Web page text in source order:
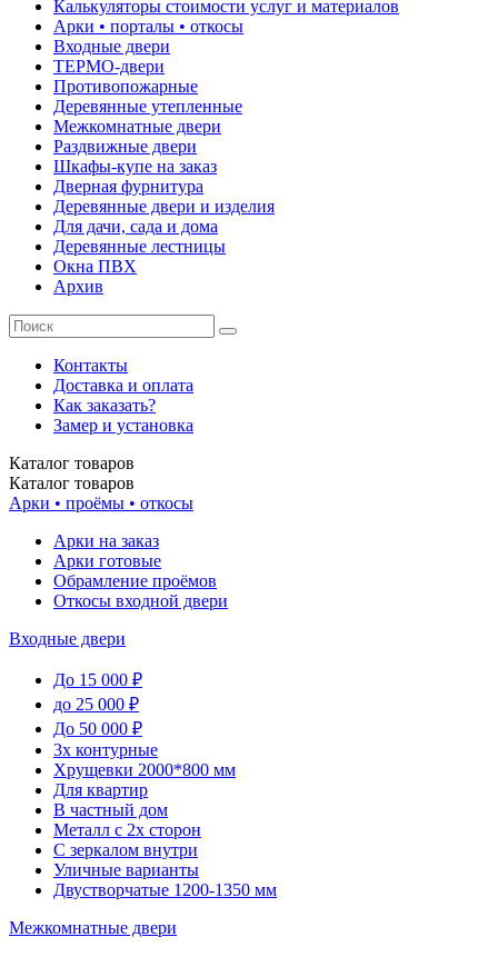
Калькуляторы стоимости услуг и материалов
Арки • порталы • откосы
Входные двери
ТЕРМО-двери
Противопожарные
Деревянные утепленные
Межкомнатные двери
Раздвижные двери
Шкафы-купе на заказ
Дверная фурнитура
Деревянные двери и изделия
Для дачи, сада и дома
Деревянные лестницы
Окна ПВХ
Архив
Контакты
Доставка и оплата
Как заказать?
Замер и установка
Каталог товаров
Каталог товаров
Арки • проёмы • откосы
Арки на заказ
Арки готовые
Обрамление проёмов
Откосы входной двери
Входные двери
До 15 000 ₽
до 25 000 ₽
До 50 000 ₽
3х контурные
Хрущевки 2000*800 мм
Для квартир
В частный дом
Металл с 2х сторон
С зеркалом внутри
Уличные варианты
Двустворчатые 1200-1350 мм
Межкомнатные двери